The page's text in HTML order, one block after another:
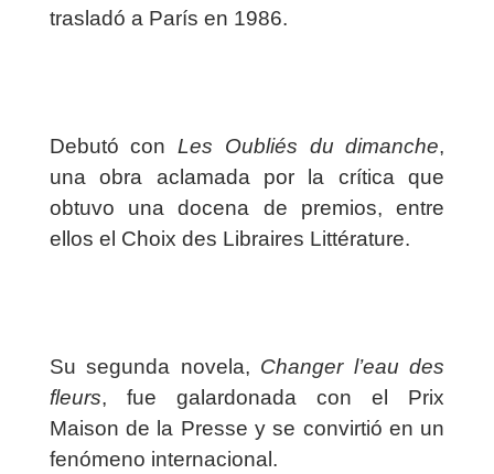
trasladó a París en 1986.
Debutó conLes Oubliés du dimanche,
una obra aclamada por la crítica que
obtuvo una docena de premios, entre
ellos el Choix des Libraires Littérature.
Su segunda novela, Changer l’eau des
fleurs, fue galardonada con el Prix
Maison de la Presse y se convirtió en un
fenómeno internacional.